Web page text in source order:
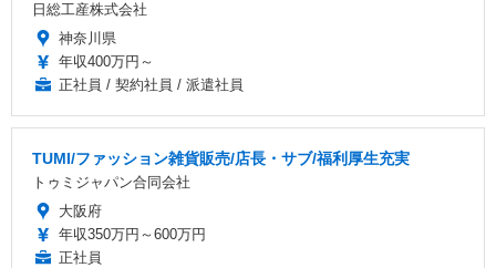
日総工産株式会社
神奈川県
年収400万円～
正社員 / 契約社員 / 派遣社員
TUMI/ファッション雑貨販売/店長・サブ/福利厚生充実
トゥミジャパン合同会社
大阪府
年収350万円～600万円
正社員